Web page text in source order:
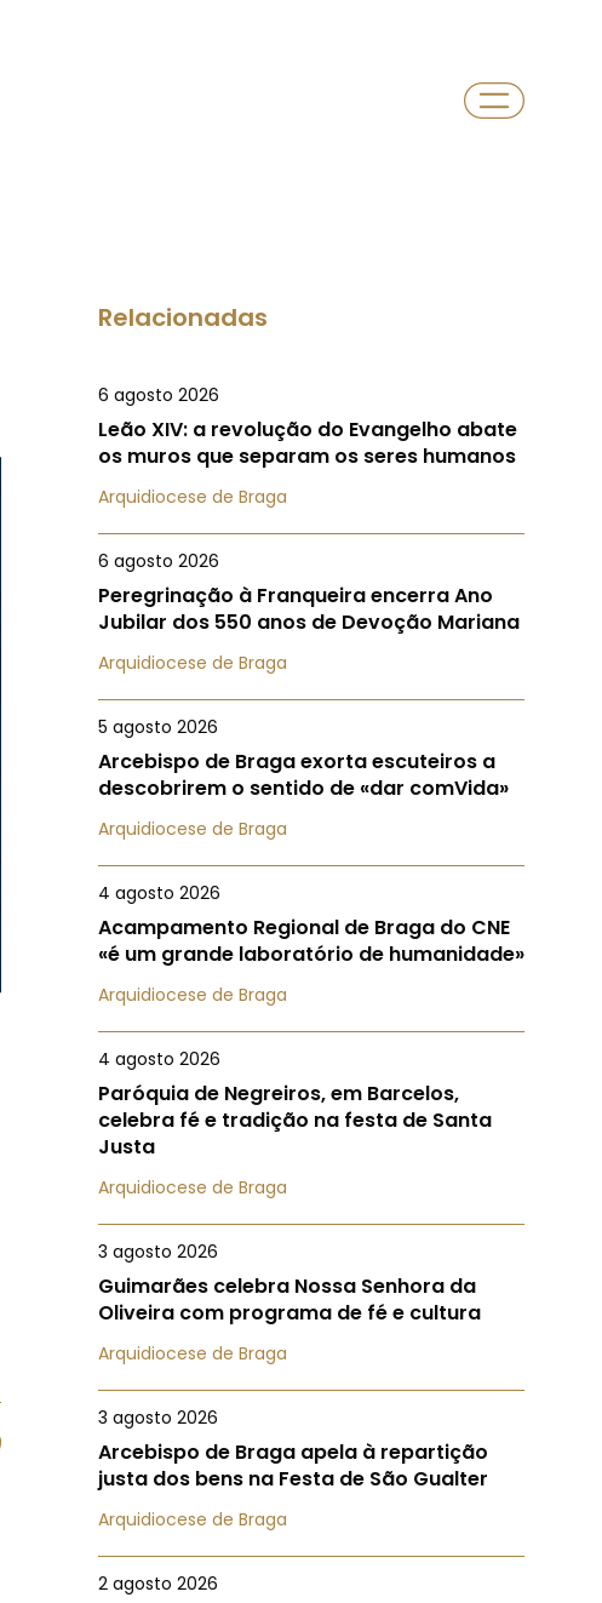
Relacionadas
6 agosto 2026
Leão XIV: a revolução do Evangelho abate
os muros que separam os seres humanos
Arquidiocese de Braga
6 agosto 2026
Peregrinação à Franqueira encerra Ano
Jubilar dos 550 anos de Devoção Mariana
Arquidiocese de Braga
5 agosto 2026
Arcebispo de Braga exorta escuteiros a
descobrirem o sentido de «dar comVida»
Arquidiocese de Braga
4 agosto 2026
Acampamento Regional de Braga do CNE
«é um grande laboratório de humanidade»
Arquidiocese de Braga
4 agosto 2026
Paróquia de Negreiros, em Barcelos,
celebra fé e tradição na festa de Santa
Justa
Arquidiocese de Braga
3 agosto 2026
Guimarães celebra Nossa Senhora da
Oliveira com programa de fé e cultura
Arquidiocese de Braga
3 agosto 2026
Arcebispo de Braga apela à repartição
justa dos bens na Festa de São Gualter
Arquidiocese de Braga
2 agosto 2026